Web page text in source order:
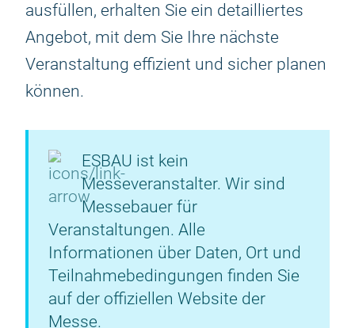
ausfüllen, erhalten Sie ein detailliertes
Angebot, mit dem Sie Ihre nächste
Veranstaltung effizient und sicher planen
können.
ESBAU ist kein
Messeveranstalter. Wir sind
Messebauer für
Veranstaltungen. Alle
Informationen über Daten, Ort und
Teilnahmebedingungen finden Sie
auf der offiziellen Website der
Messe.